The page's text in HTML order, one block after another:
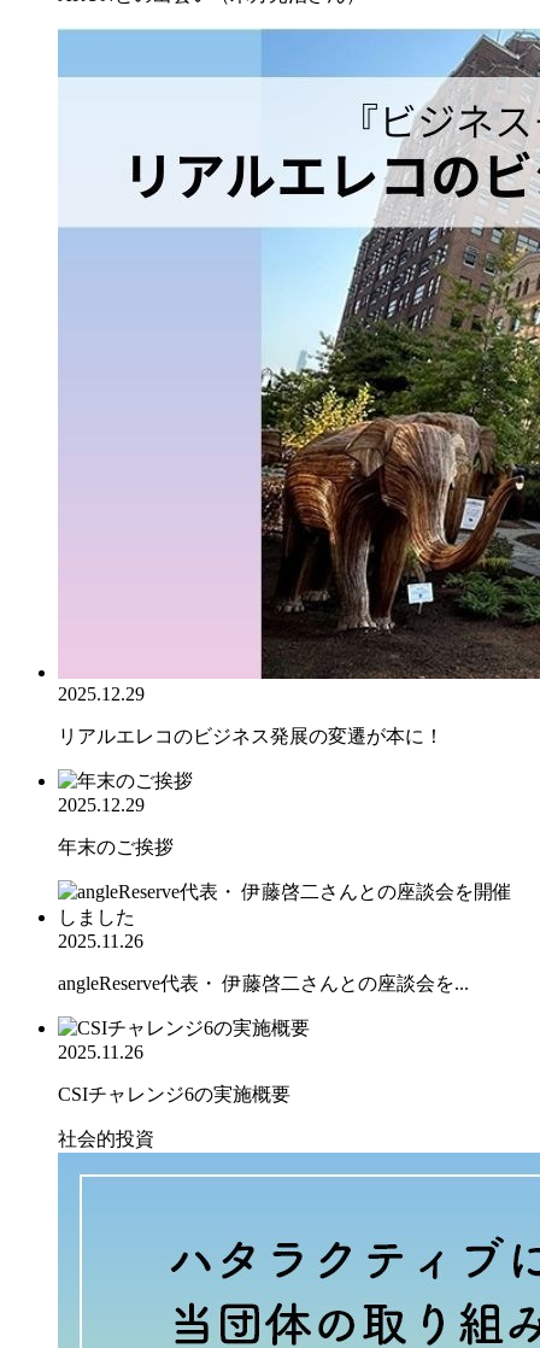
2025.12.29
リアルエレコのビジネス発展の変遷が本に！
2025.12.29
年末のご挨拶
2025.11.26
angleReserve代表・ 伊藤啓二さんとの座談会を...
2025.11.26
CSIチャレンジ6の実施概要
社会的投資